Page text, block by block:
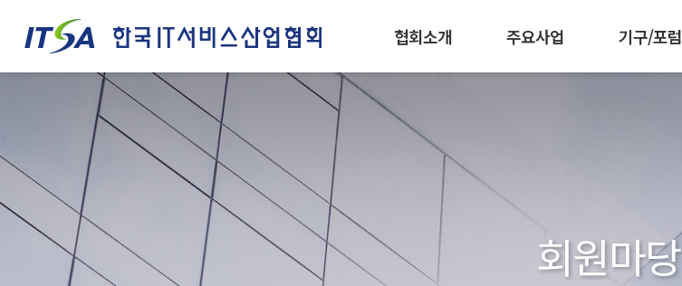
협회소개
인사말 설립목적/연혁
주요사업
IT서비스산업 경쟁력 강화
기구/포럼
IT서비스 정책기획협의회
회원마당